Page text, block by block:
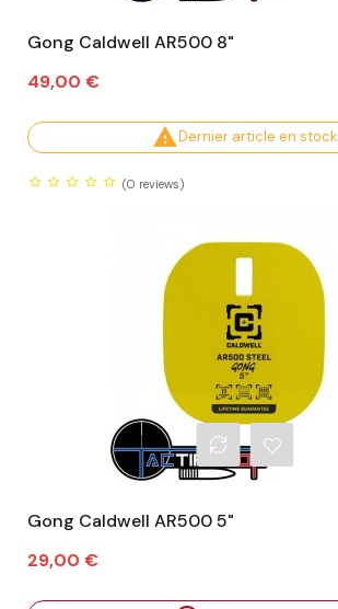
Gong Caldwell AR500 8"
Prix
49,00 €
Dernier article en stock
(0 reviews)
Gong Caldwell AR500 5"
Prix
29,00 €